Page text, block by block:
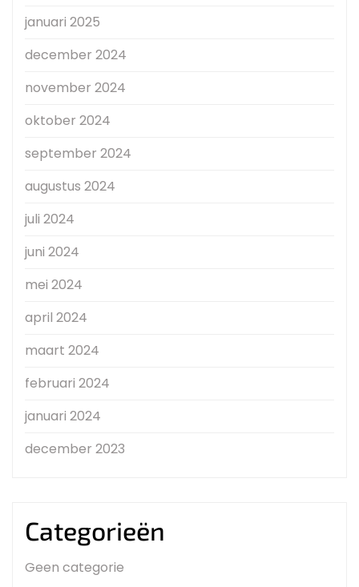
januari 2025
december 2024
november 2024
oktober 2024
september 2024
augustus 2024
juli 2024
juni 2024
mei 2024
april 2024
maart 2024
februari 2024
januari 2024
december 2023
Categorieën
Geen categorie